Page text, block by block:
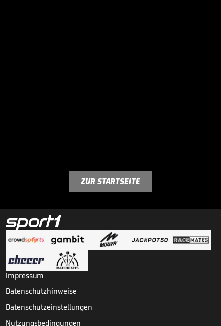
ZUR STARTSEITE
Impressum
Datenschutzhinweise
Datenschutzeinstellungen
Nutzungsbedingungen